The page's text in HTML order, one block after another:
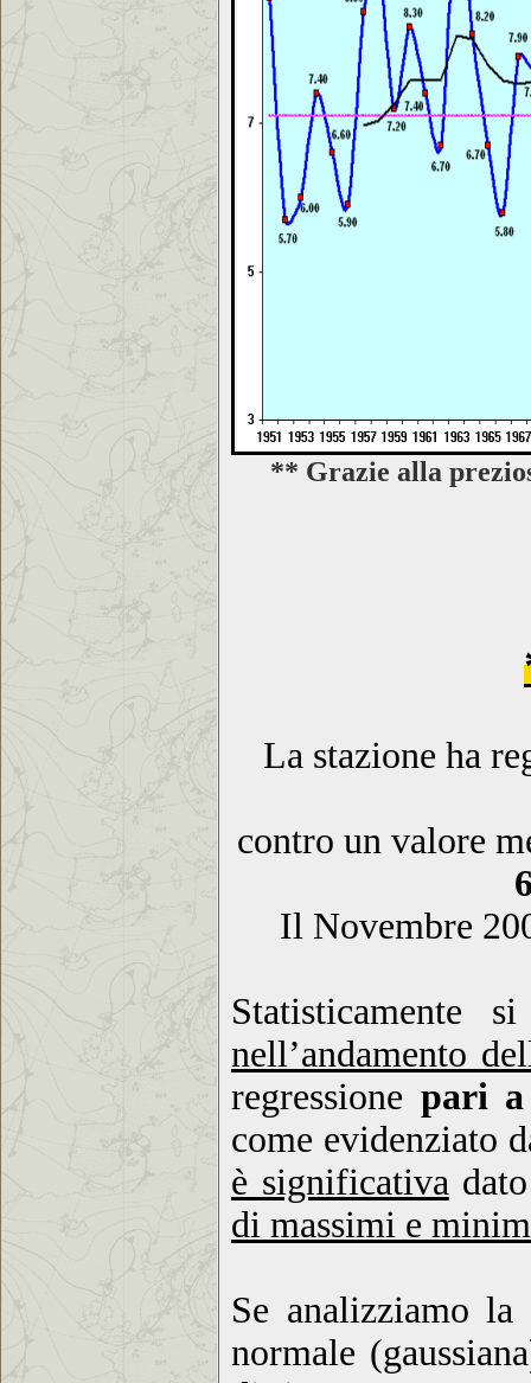
** Grazie alla
La stazione ha
contro un valore
Il Novembre
Statisticamente
nell’andamento
regressione pari a
come evidenziato
è significativa
di massimi e
Se analizziamo
normale